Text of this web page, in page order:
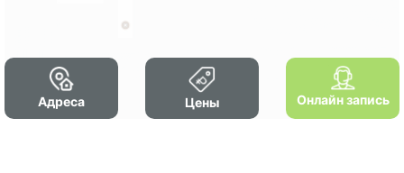
Адреса Цены Онлайн запись